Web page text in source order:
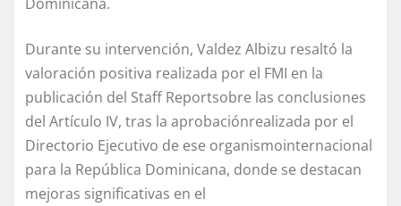
Durante su intervención, Valdez Albizu resaltó la
valoración positiva realizada por el FMI en la
publicación del Staff Reportsobre las conclusiones
del Artículo IV, tras la aprobaciónrealizada por el
Directorio Ejecutivo de ese organismointernacional
para la República Dominicana, donde se destacan
mejoras significativas en el